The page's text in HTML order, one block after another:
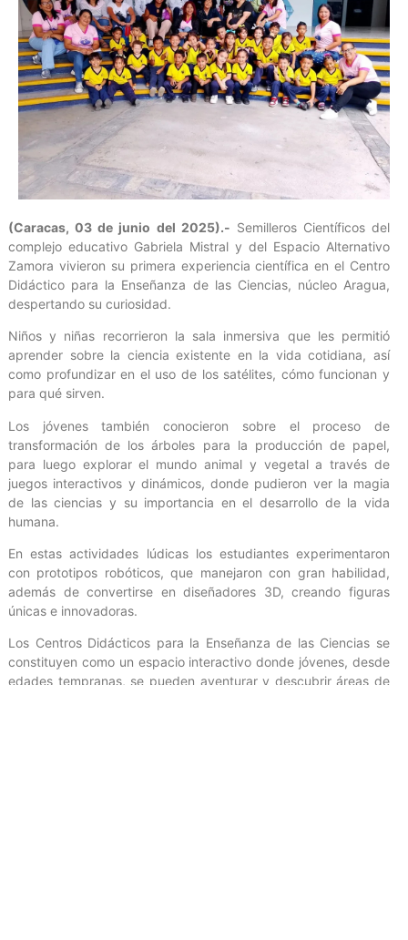
(Caracas, 03 de junio del 2025).- Semilleros Científicos del
complejo educativo Gabriela Mistral y del Espacio Alternativo
Zamora vivieron su primera experiencia científica en el Centro
Didáctico para la Enseñanza de las Ciencias, núcleo Aragua,
despertando su curiosidad.
Niños y niñas recorrieron la sala inmersiva que les permitió
aprender sobre la ciencia existente en la vida cotidiana, así
como profundizar en el uso de los satélites, cómo funcionan y
para qué sirven.
Los jóvenes también conocieron sobre el proceso de
transformación de los árboles para la producción de papel,
para luego explorar el mundo animal y vegetal a través de
juegos interactivos y dinámicos, donde pudieron ver la magia
de las ciencias y su importancia en el desarrollo de la vida
humana.
En estas actividades lúdicas los estudiantes experimentaron
con prototipos robóticos, que manejaron con gran habilidad,
además de convertirse en diseñadores 3D, creando figuras
únicas e innovadoras.
Los Centros Didácticos para la Enseñanza de las Ciencias se
constituyen como un espacio interactivo donde jóvenes, desde
edades tempranas, se pueden aventurar y descubrir áreas de